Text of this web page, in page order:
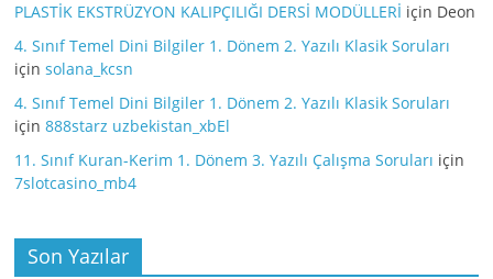
PLASTİK EKSTRÜZYON KALIPÇILIĞI DERSİ MODÜLLERİ için Deon
4. Sınıf Temel Dini Bilgiler 1. Dönem 2. Yazılı Klasik Soruları
içinsolana_kcsn
4. Sınıf Temel Dini Bilgiler 1. Dönem 2. Yazılı Klasik Soruları
için888starz uzbekistan_xbEl
11. Sınıf Kuran-Kerim 1. Dönem 3. Yazılı Çalışma Soruları için
7slotcasino_mb4
Son Yazılar